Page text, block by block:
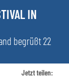
IN
begrüßt 22
Jetzt teilen: